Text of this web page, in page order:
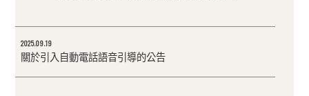
2025.09.19
關於引入自動電話語音引導的公告